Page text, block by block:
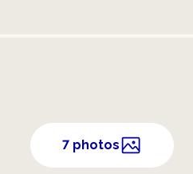
7 photos